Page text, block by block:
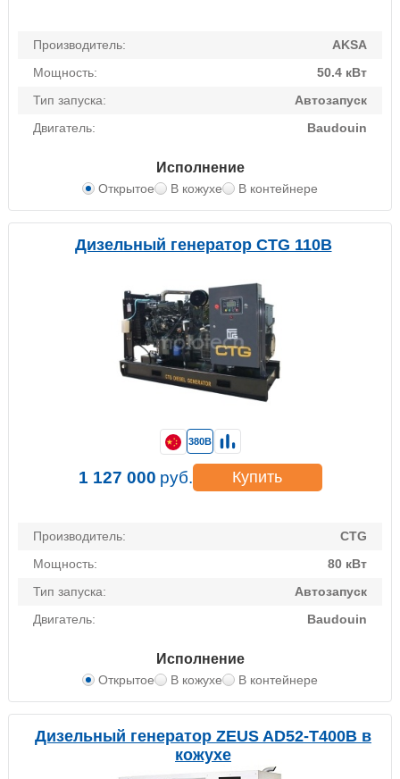
Производитель:
AKSA
Мощность:
50.4 кВт
Тип запуска:
Автозапуск
Двигатель:
Baudouin
Исполнение
Открытое В кожухе В контейнере
Дизельный генератор CTG 110B
Производитель:
CTG
Мощность:
80 кВт
Тип запуска:
Автозапуск
Двигатель:
Baudouin
Исполнение
Открытое В кожухе В контейнере
380В
1 127 000 руб. Купить
Дизельный генератор ZEUS AD52-T400B в
кожухе